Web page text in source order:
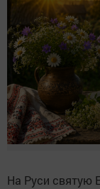
На Руси святую